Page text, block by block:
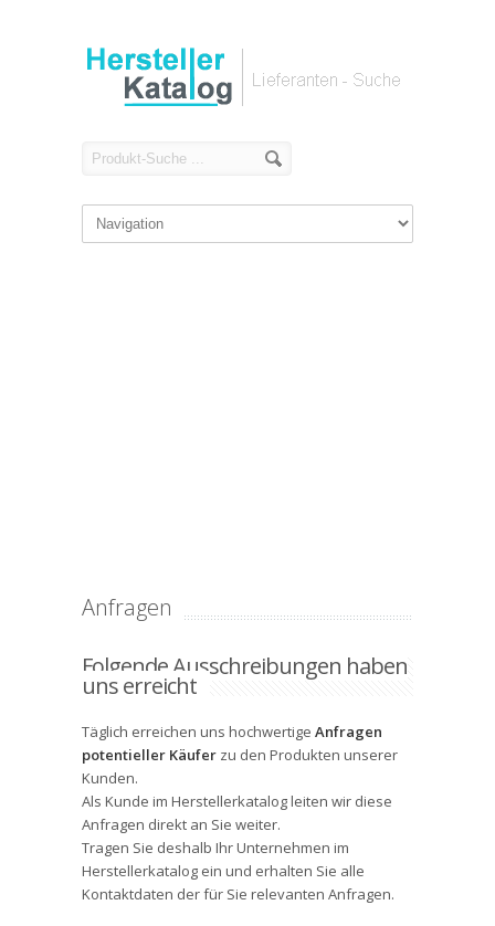
Anfragen
Folgende Ausschreibungen haben
uns erreicht
Täglich erreichen uns hochwertige Anfragen
potentieller Käufer zu den Produkten unserer
Kunden.
Als Kunde im Herstellerkatalog leiten wir diese
Anfragen direkt an Sie weiter.
Tragen Sie deshalb Ihr Unternehmen im
Herstellerkatalog ein und erhalten Sie alle
Kontaktdaten der für Sie relevanten Anfragen.